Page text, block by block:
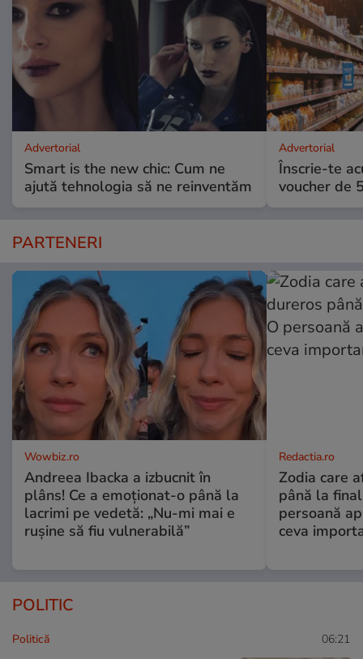
Advertorial
Smart is the new chic: Cum ne
ajută tehnologia să ne reinventăm
Advertorial
Înscrie-te
voucher de
PARTENERI
Wowbiz.ro
Andreea Ibacka a izbucnit în
plâns! Ce a emoționat-o până la
lacrimi pe vedetă: „Nu-mi mai e
rușine să fiu vulnerabilă”
Redactia.ro
Zodia care
până la
persoană
ceva
POLITIC
Politică 06:21